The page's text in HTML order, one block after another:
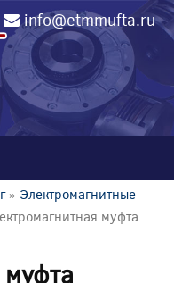
info@etmmufta.ru
» Электромагнитные
муфта